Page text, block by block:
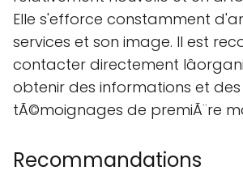
Elle s'efforce constamment
services et son image. Il est
contacter directement
obtenir des informations et des
tÃ©moignages de premiÃ¨re
Recommandations